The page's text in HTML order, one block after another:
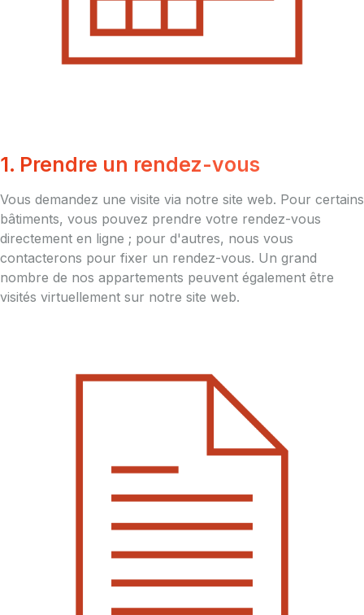
1. Prendre un rendez-vous
Vous demandez une visite via notre site web. Pour certains
bâtiments, vous pouvez prendre votre rendez-vous
directement en ligne ; pour d'autres, nous vous
contacterons pour fixer un rendez-vous. Un grand
nombre de nos appartements peuvent également être
visités virtuellement sur notre site web.